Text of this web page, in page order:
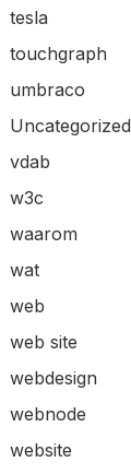
tesla
touchgraph
umbraco
Uncategorized
vdab
w3c
waarom
wat
web
web site
webdesign
webnode
website